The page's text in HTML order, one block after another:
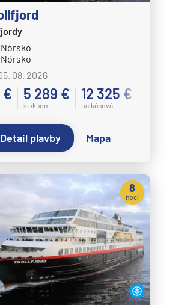
08. 2026
€ 5 289 €
s oknom
12 325 €
balkónová
Detail plavby Mapa
8
nocí